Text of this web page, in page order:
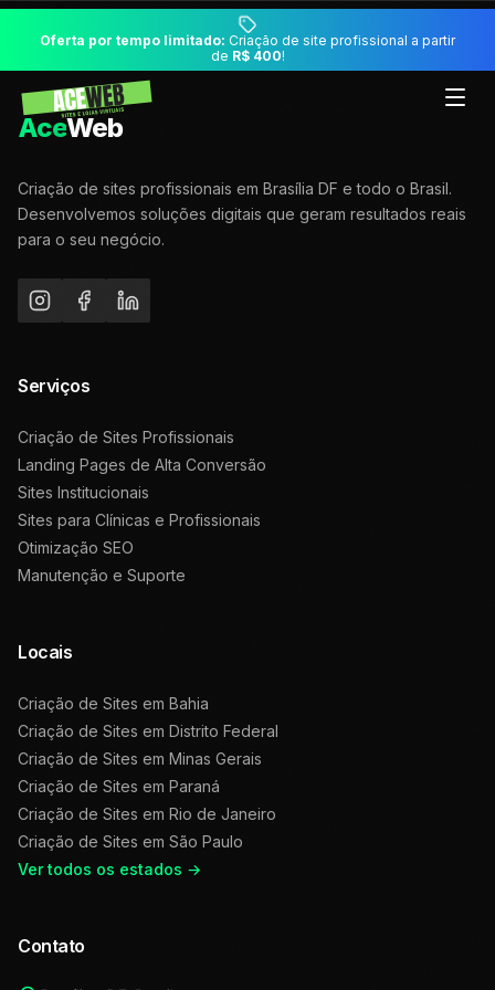
Oferta por tempo limitado: Criação de site profissional a partir
de R$ 400!
AceWeb
Criação de sites profissionais em Brasília DF e todo o Brasil.
Desenvolvemos soluções digitais que geram resultados reais
para o seu negócio.
Serviços
Criação de Sites Profissionais
Landing Pages de Alta Conversão
Sites Institucionais
Sites para Clínicas e Profissionais
Otimização SEO
Manutenção e Suporte
Locais
Criação de Sites em Bahia
Criação de Sites em Distrito Federal
Criação de Sites em Minas Gerais
Criação de Sites em Paraná
Criação de Sites em Rio de Janeiro
Criação de Sites em São Paulo
Ver todos os estados →
Contato